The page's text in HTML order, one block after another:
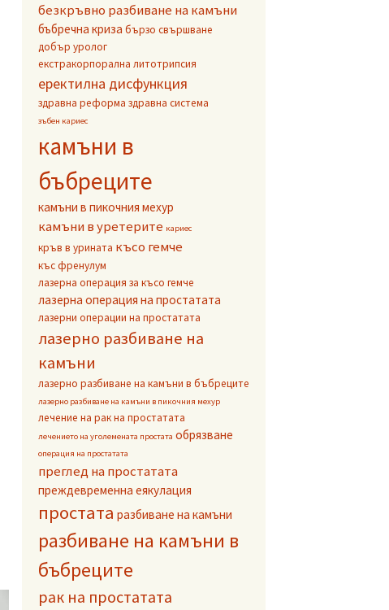
безкръвно разбиване на камъни
бъбречна криза бързо свършване
добър уролог
екстракорпорална литотрипсия
еректилна дисфункция
здравна реформа здравна система
зъбен кариес
камъни в
бъбреците
камъни в пикочния мехур
камъни в уретерите кариес
кръв в урината късо гемче
къс френулум
лазерна операция за късо гемче
лазерна операция на простатата
лазерни операции на простатата
лазерно разбиване на
камъни
лазерно разбиване на камъни в бъбреците
лазерно разбиване на камъни в пикочния мехур
лечение на рак на простатата
лечението на уголемената простата обрязване
операция на простатата
преглед на простатата
преждевременна еякулация
простата разбиване на камъни
разбиване на камъни в
бъбреците
рак на простатата